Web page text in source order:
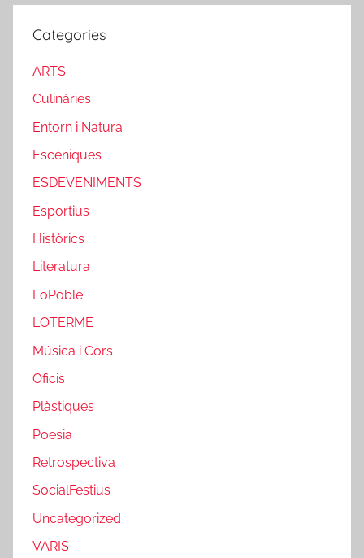
Categories
ARTS
Culinàries
Entorn i Natura
Escèniques
ESDEVENIMENTS
Esportius
Històrics
Literatura
LoPoble
LOTERME
Música i Cors
Oficis
Plàstiques
Poesia
Retrospectiva
SocialFestius
Uncategorized
VARIS